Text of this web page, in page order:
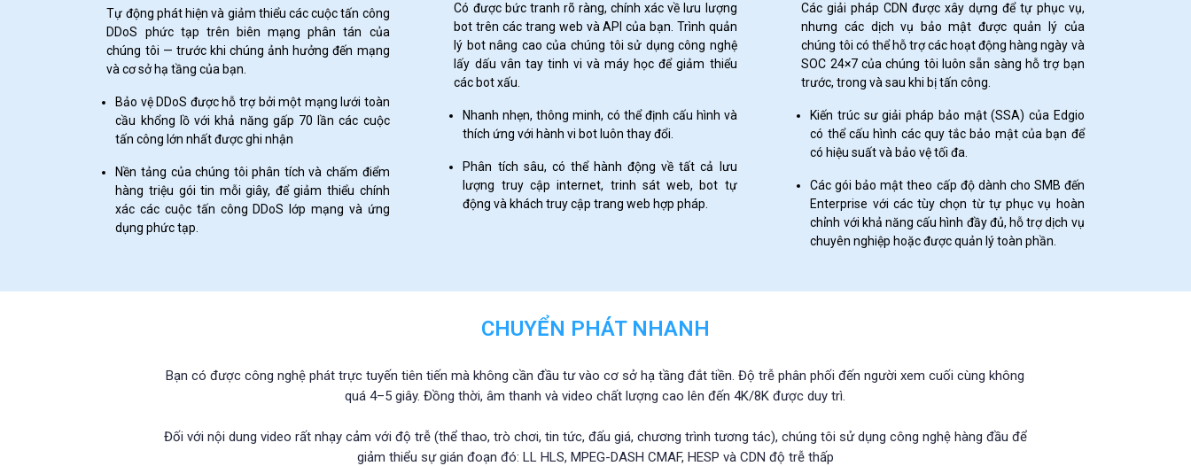
Tự động phát hiện và giảm thiểu các cuộc tấn công
DDoS phức tạp trên biên mạng phân tán của
chúng tôi — trước khi chúng ảnh hưởng đến mạng
và cơ sở hạ tầng của bạn.
Bảo vệ DDoS được hỗ trợ bởi một mạng lưới toàn
cầu khổng lồ với khả năng gấp 70 lần các cuộc
tấn công lớn nhất được ghi nhận
Nền tảng của chúng tôi phân tích và chấm điểm
hàng triệu gói tin mỗi giây, để giảm thiểu chính
xác các cuộc tấn công DDoS lớp mạng và ứng
dụng phức tạp.
Có được bức tranh rõ ràng, chính xác về lưu lượng
bot trên các trang web và API của bạn. Trình quản
lý bot nâng cao của chúng tôi sử dụng công nghệ
lấy dấu vân tay tinh vi và máy học để giảm thiểu
các bot xấu.
Nhanh nhẹn, thông minh, có thể định cấu hình và
thích ứng với hành vi bot luôn thay đổi.
Phân tích sâu, có thể hành động về tất cả lưu
lượng truy cập internet, trinh sát web, bot tự
động và khách truy cập trang web hợp pháp.
Các giải pháp CDN được xây dựng để tự phục vụ,
nhưng các dịch vụ bảo mật được quản lý của
chúng tôi có thể hỗ trợ các hoạt động hàng ngày và
SOC 24×7 của chúng tôi luôn sẵn sàng hỗ trợ bạn
trước, trong và sau khi bị tấn công.
Kiến trúc sư giải pháp bảo mật (SSA) của Edgio
có thể cấu hình các quy tắc bảo mật của bạn để
có hiệu suất và bảo vệ tối đa.
Các gói bảo mật theo cấp độ dành cho SMB đến
Enterprise với các tùy chọn từ tự phục vụ hoàn
chỉnh với khả năng cấu hình đầy đủ, hỗ trợ dịch vụ
chuyên nghiệp hoặc được quản lý toàn phần.
CHUYỂN PHÁT NHANH
Bạn có được công nghệ phát trực tuyến tiên tiến mà không cần đầu tư vào cơ sở hạ tầng đắt tiền. Độ trễ phân phối đến người xem cuối cùng không
quá 4–5 giây. Đồng thời, âm thanh và video chất lượng cao lên đến 4K/8K được duy trì.
Đối với nội dung video rất nhạy cảm với độ trễ (thể thao, trò chơi, tin tức, đấu giá, chương trình tương tác), chúng tôi sử dụng công nghệ hàng đầu để
giảm thiểu sự gián đoạn đó: LL HLS, MPEG-DASH CMAF, HESP và CDN độ trễ thấp